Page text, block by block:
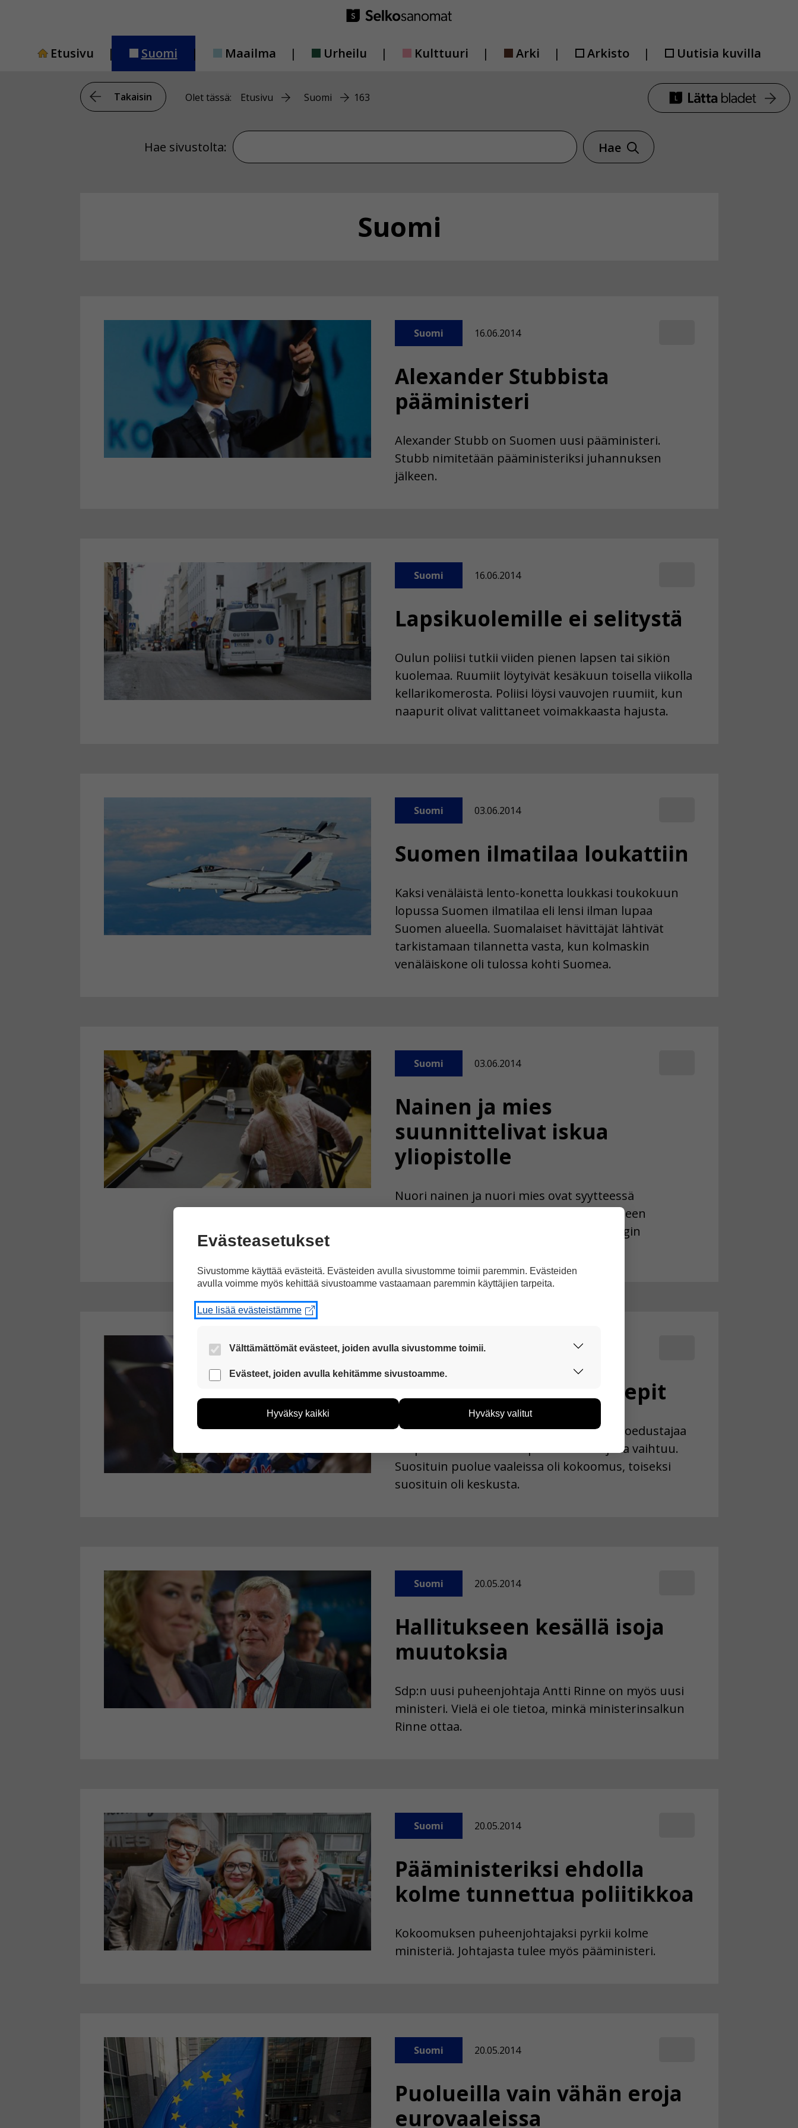
Etusivu
Suomi Maailma Urheilu Kulttuuri Arki Arkisto Uutisia kuvilla
Takaisin Olet tässä: Etusivu Suomi 163
Hae sivustolta: Hae sivustolta
Hae
Suomi
Alexander Stubbista
pääministeri
Suomi 16.06.2014
Alexander Stubb on Suomen uusi pääministeri.
Stubb nimitetään pääministeriksi juhannuksen
jälkeen.
Lapsikuolemille ei selitystä
Suomi 16.06.2014
Oulun poliisi tutkii viiden pienen lapsen tai sikiön
kuolemaa. Ruumiit löytyivät kesäkuun toisella viikolla
kellarikomerosta. Poliisi löysi vauvojen ruumiit, kun
naapurit olivat valittaneet voimakkaasta hajusta.
Suomen ilmatilaa loukattiin
Suomi 03.06.2014
Kaksi venäläistä lento-konetta loukkasi toukokuun
lopussa Suomen ilmatilaa eli lensi ilman lupaa
Suomen alueella. Suomalaiset hävittäjät lähtivät
tarkistamaan tilannetta vasta, kun kolmaskin
venäläiskone oli tulossa kohti Suomea.
Nainen ja mies
suunnittelivat iskua
yliopistolle
Suomi 03.06.2014
Nuori nainen ja nuori mies ovat syytteessä
joukkomurhan suunnittelemisesta. Syytteen
mukaan heidän oli tarkoitus iskeä Helsingin
Suomi valitsi uudet mepit
Suomi 03.06.2014
Suomalaiset äänestivät 13 meppiä eli euroedustajaa
EU-parlamenttiin. Noin puolet edustajista vaihtuu.
Suosituin puolue vaaleissa oli kokoomus, toiseksi
suosituin oli keskusta.
Hallitukseen kesällä isoja
muutoksia
Suomi 20.05.2014
Sdp:n uusi puheenjohtaja Antti Rinne on myös uusi
ministeri. Vielä ei ole tietoa, minkä ministerinsalkun
Rinne ottaa.
Pääministeriksi ehdolla
kolme tunnettua poliitikkoa
Suomi 20.05.2014
Kokoomuksen puheenjohtajaksi pyrkii kolme
ministeriä. Johtajasta tulee myös pääministeri.
Puolueilla vain vähän eroja
eurovaaleissa
Suomi 20.05.2014
Evästeasetukset
Sivustomme käyttää evästeitä. Evästeiden avulla sivustomme toimii paremmin. Evästeiden
avulla voimme myös kehittää sivustoamme vastaamaan paremmin käyttäjien tarpeita.
Lue lisää evästeistämme
Välttämättömät evästeet, joiden avulla sivustomme toimii.
Nämä evästeet ovat aina käytössä, jotta sivustoamme voi käyttää sujuvasti ja turvallisesti.
Evästeet, joiden avulla kehitämme sivustoamme.
voimme kehittää sivustoamme vastaamaan paremmin käyttäjien tarpeita. Tietoa kerätään
esimerkiksi kävijämääristä ja siitä, mitä sivuja käytetään ja miten sivuilla liikutaan. Emme
kuitenkaan kerää henkilötietoja kuten nimiä, eikä tietoja voi yhdistää yksittäiseen
Voit valita, hyväksytkö näiden evästeiden käytön.
Hyväksy kaikki Hyväksy valitut